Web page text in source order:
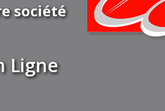
société
Ligne